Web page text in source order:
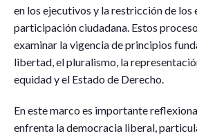
en los ejecutivos y la restricción de los
participación ciudadana. Estos
examinar la vigencia de principios
libertad, el pluralismo, la
equidad y el Estado de Derecho.
En este marco es importante
enfrenta la democracia liberal,